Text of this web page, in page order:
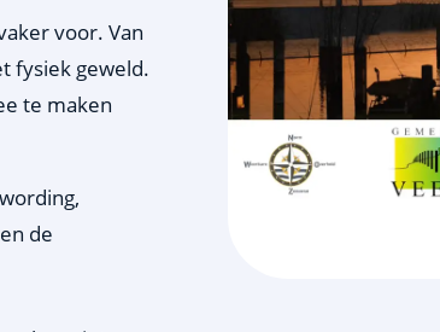
voor. Van
fysiek geweld.
te maken
de